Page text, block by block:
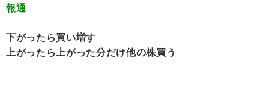
報通
下がったら買い増す
上がったら上がった分だけ他の株買う